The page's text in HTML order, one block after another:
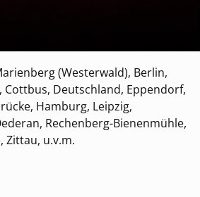
(Westerwald), Berlin,
Deutschland, Eppendorf,
Hamburg, Leipzig,
Rechenberg-Bienenmühle,
Zittau, u.v.m.